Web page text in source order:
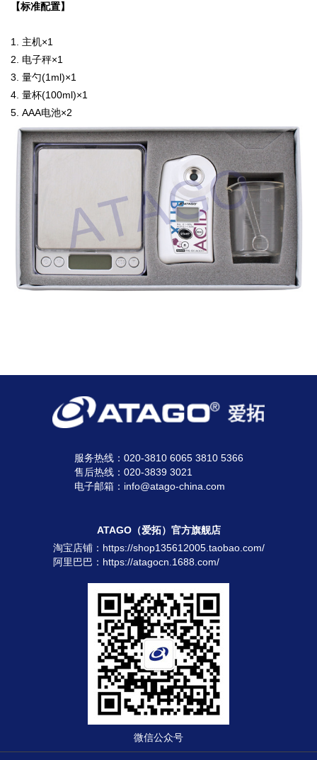
【标准配置】
1. 主机×1
2. 电子秤×1
3. 量勺(1ml)×1
4. 量杯(100ml)×1
5. AAA电池×2
服务热线：020-3810 6065 3810 5366
售后热线：020-3839 3021
电子邮箱：info@atago-china.com
ATAGO（爱拓）官方旗舰店
淘宝店铺： https://shop135612005.taobao.com/
阿里巴巴： https://atagocn.1688.com/
微信公众号